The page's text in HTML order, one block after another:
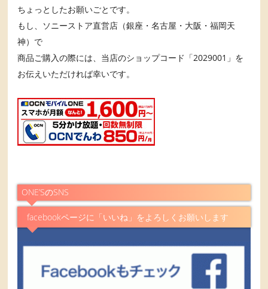
ちょっとしたお願いごとです。
もし、ソニーストア直営店（銀座・名古屋・大阪・福岡天
神）で
商品ご購入の際には、当店のショップコード「2029001」を
お伝えいただければ幸いです。
ONE’SのSNS
facebookページに「いいね」をよろしくお願いします